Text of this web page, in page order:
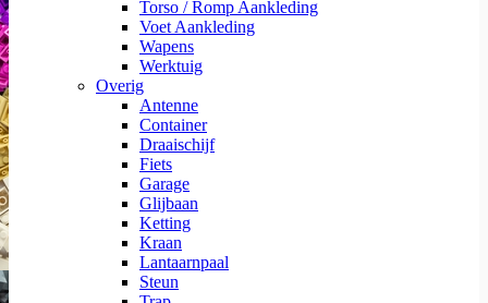
Torso / Romp Aankleding
Voet Aankleding
Wapens
Werktuig
Overig
Antenne
Container
Draaischijf
Fiets
Garage
Glijbaan
Ketting
Kraan
Lantaarnpaal
Steun